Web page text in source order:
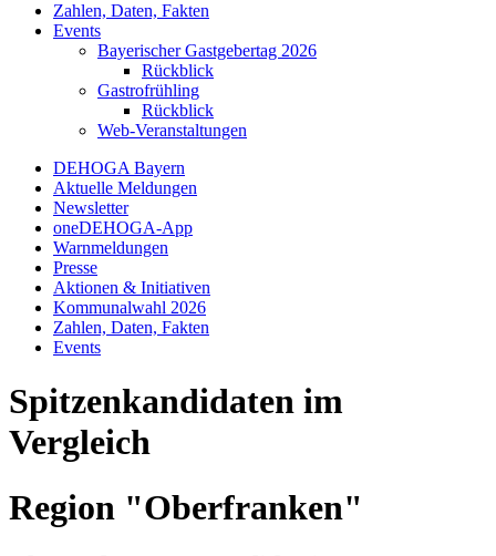
Zahlen, Daten, Fakten
Events
Bayerischer Gastgebertag 2026
Rückblick
Gastrofrühling
Rückblick
Web-Veranstaltungen
DEHOGA Bayern
Aktuelle Meldungen
Newsletter
oneDEHOGA-App
Warnmeldungen
Presse
Aktionen & Initiativen
Kommunalwahl 2026
Zahlen, Daten, Fakten
Events
Spitzenkandidaten im
Vergleich
Region "Oberfranken"